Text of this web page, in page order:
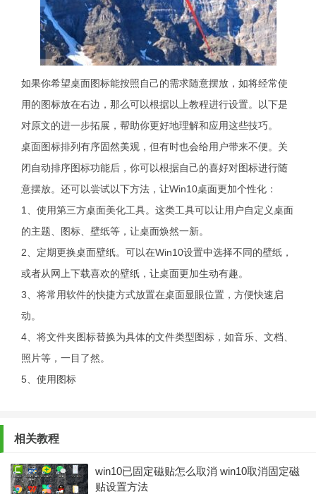
如果你希望桌面图标能按照自己的需求随意摆放，如将经常使
用的图标放在右边，那么可以根据以上教程进行设置。以下是
对原文的进一步拓展，帮助你更好地理解和应用这些技巧。
桌面图标排列有序固然美观，但有时也会给用户带来不便。关
闭自动排序图标功能后，你可以根据自己的喜好对图标进行随
意摆放。还可以尝试以下方法，让Win10桌面更加个性化：
1、使用第三方桌面美化工具。这类工具可以让用户自定义桌面
的主题、图标、壁纸等，让桌面焕然一新。
2、定期更换桌面壁纸。可以在Win10设置中选择不同的壁纸，
或者从网上下载喜欢的壁纸，让桌面更加生动有趣。
3、将常用软件的快捷方式放置在桌面显眼位置，方便快速启
动。
4、将文件夹图标替换为具体的文件类型图标，如音乐、文档、
照片等，一目了然。
5、使用图标
相关教程
win10已固定磁贴怎么取消 win10取消固定磁
贴设置方法